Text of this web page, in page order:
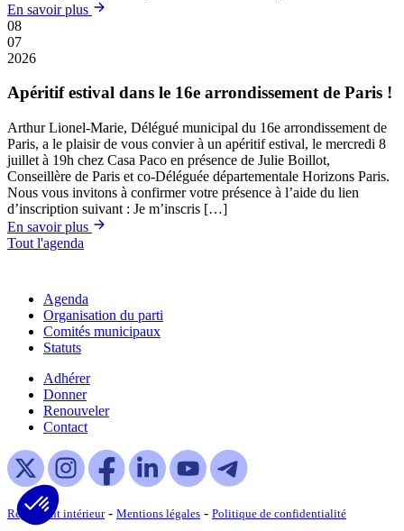
En savoir plus
08
07
2026
Apéritif estival dans le 16e arrondissement de Paris !
Arthur Lionel-Marie, Délégué municipal du 16e arrondissement de
Paris, a le plaisir de vous convier à un apéritif estival, le mercredi 8
juillet à 19h chez Casa Paco en présence de Julie Boillot,
Conseillère de Paris et co-Déléguée départementale Horizons Paris.
Nous vous invitons à confirmer votre présence à l’aide du lien
d’inscription suivant : Je m’inscris […]
En savoir plus
Tout l'agenda
Agenda
Organisation du parti
Comités municipaux
Statuts
Adhérer
Donner
Renouveler
Contact
Règlement intérieur - Mentions légales - Politique de confidentialité